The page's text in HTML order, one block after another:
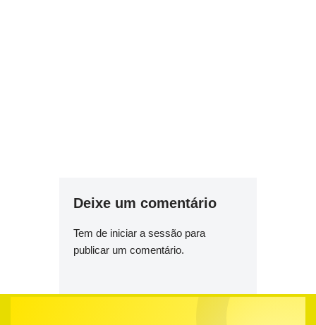
Deixe um comentário
Tem de iniciar a sessão para
publicar um comentário.